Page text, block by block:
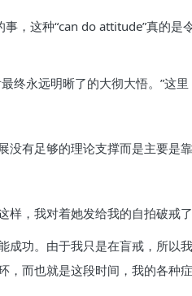
，这种“can do attitude”真的
永远明晰了的大彻大悟。”这
有足够的理论支撑而是主要是
，我对着她发给我的自拍破戒
功。由于我只是在盲戒，所
而也就是这段时间，我的各